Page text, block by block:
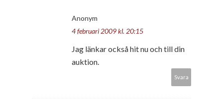
Anonym
4 februari 2009 kl. 20:15
Jag länkar också hit nu och till din
auktion.
Svara